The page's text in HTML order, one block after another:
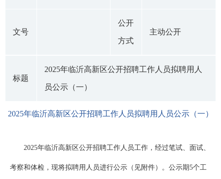
文号
公开
方式
主动公开
标题
2025年临沂高新区公开招聘工作人员拟聘用人
员公示（一）
2025年临沂高新区公开招聘工作人员拟聘用人员公示（一）
2025年临沂高新区公开招聘工作人员工作，经过笔试、面试、
考察和体检，现将拟聘用人员进行公示（见附件）。公示期5个工